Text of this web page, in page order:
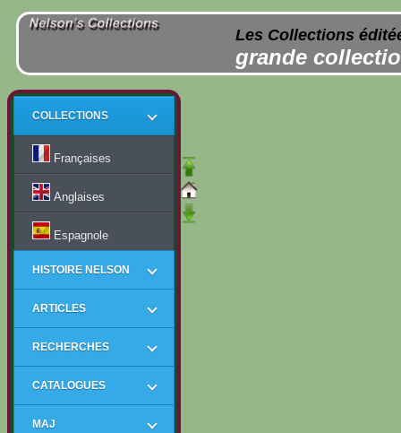
Les Collections
grande
COLLECTIONS
Françaises
Anglaises
Espagnole
HISTOIRE NELSON
ARTICLES
RECHERCHES
CATALOGUES
MAJ